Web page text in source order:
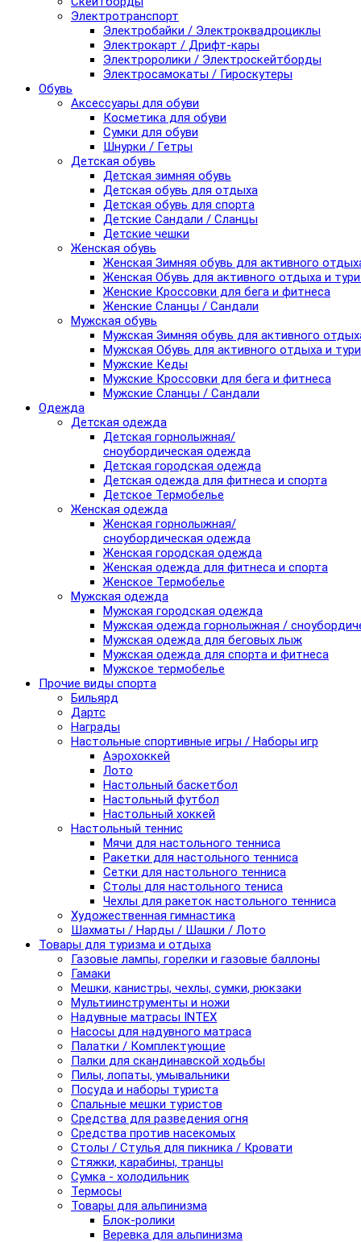
Электротранспорт
Электробайки / Электроквадроциклы
Электрокарт / Дрифт-кары
Электроролики / Электроскейтборды
Электросамокаты / Гироскутеры
Обувь
Аксессуары для обуви
Косметика для обуви
Сумки для обуви
Шнурки / Гетры
Детская обувь
Детская зимняя обувь
Детская обувь для отдыха
Детская обувь для спорта
Детские Сандали / Сланцы
Детские чешки
Женская обувь
Женская Зимняя обувь для активного
Женская Обувь для активного отдыха и
Женские Кроссовки для бега и фитнеса
Женские Сланцы / Сандали
Мужская обувь
Мужская Зимняя обувь для активного
Мужская Обувь для активного отдыха и
Мужские Кеды
Мужские Кроссовки для бега и фитнеса
Мужские Сланцы / Сандали
Одежда
Детская одежда
Детская горнолыжная/
сноубордическая одежда
Детская городская одежда
Детская одежда для фитнеса и спорта
Детское Термобелье
Женская одежда
Женская горнолыжная/
сноубордическая одежда
Женская городская одежда
Женская одежда для фитнеса и спорта
Женское Термобелье
Мужская одежда
Мужская городская одежда
Мужская одежда горнолыжная /
Мужская одежда для беговых лыж
Мужская одежда для спорта и фитнеса
Мужское термобелье
Прочие виды спорта
Бильярд
Дартс
Награды
Настольные спортивные игры / Наборы игр
Аэрохоккей
Лото
Настольный баскетбол
Настольный футбол
Настольный хоккей
Настольный теннис
Мячи для настольного тенниса
Ракетки для настольного тенниса
Сетки для настольного тенниса
Столы для настольного тениса
Чехлы для ракеток настольного тенниса
Художественная гимнастика
Шахматы / Нарды / Шашки / Лото
Товары для туризма и отдыха
Газовые лампы, горелки и газовые баллоны
Гамаки
Мешки, канистры, чехлы, сумки, рюкзаки
Мультиинструменты и ножи
Надувные матрасы INTEX
Насосы для надувного матраса
Палатки / Комплектующие
Палки для скандинавской ходьбы
Пилы, лопаты, умывальники
Посуда и наборы туриста
Спальные мешки туристов
Средства для разведения огня
Средства против насекомых
Столы / Стулья для пикника / Кровати
Стяжки, карабины, транцы
Сумка - холодильник
Термосы
Товары для альпинизма
Блок-ролики
Веревка для альпинизма